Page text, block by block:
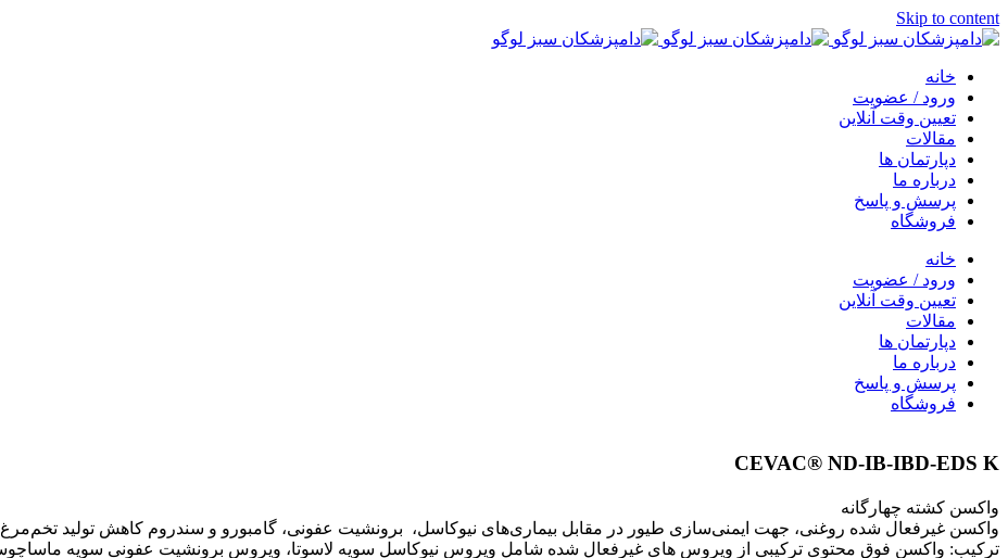
Skip to content
خانه
ورود / عضویت
تعیین وقت آنلاین
مقالات
دپارتمان ها
درباره ما
پرسش و پاسخ
فروشگاه
خانه
ورود / عضویت
تعیین وقت آنلاین
مقالات
دپارتمان ها
درباره ما
پرسش و پاسخ
فروشگاه
CEVAC® ND-IB-IBD-EDS K
واکسن کشته چهارگانه
واکسن غیرفعال شده روغنی، جهت ایمنی‌سازی طیور در مقابل بیماری‌های نیوکاسل، برونشیت عفونی، گامبورو و سندروم کاهش تولید تخم‌مرغ